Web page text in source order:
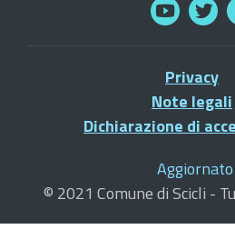
Privacy
Note legali
Dichiarazione di
© 2021 Comune di Scicli -